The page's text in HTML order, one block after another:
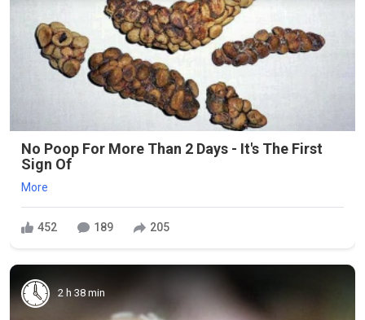
No Poop For More Than 2 Days - It's The First
Sign Of
More
452 189 205
2 h 38 min